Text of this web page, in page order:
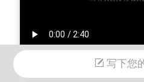
写下您